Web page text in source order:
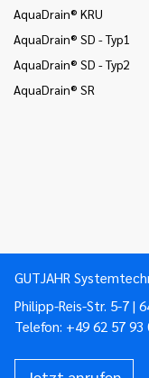
AquaDrain® KRU
AquaDrain® SD - Typ1
AquaDrain® SD - Typ2
AquaDrain® SR
GUTJAHR
Philipp-Reis-Str. 5-7 |
Telefon: +49 62 57 93